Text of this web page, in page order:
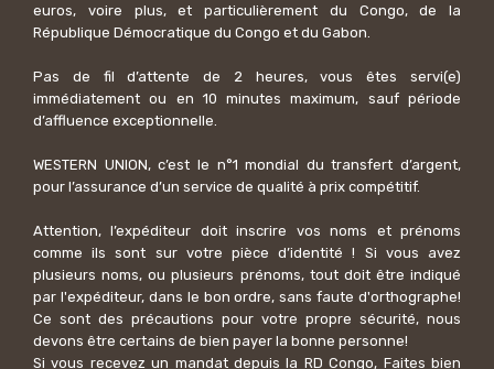
euros, voire plus, et particulièrement du Congo, de la
République Démocratique du Congo et du Gabon.
Pas de fil d’attente de 2 heures, vous êtes servi(e)
immédiatement ou en 10 minutes maximum, sauf période
d’affluence exceptionnelle.
WESTERN UNION, c’est le n°1 mondial du transfert d’argent,
pour l’assurance d’un service de qualité à prix compétitif.
Attention, l’expéditeur doit inscrire vos noms et prénoms
comme ils sont sur votre pièce d’identité ! Si vous avez
plusieurs noms, ou plusieurs prénoms, tout doit être indiqué
par l'expéditeur, dans le bon ordre, sans faute d'orthographe!
Ce sont des précautions pour votre propre sécurité, nous
devons être certains de bien payer la bonne personne!
Si vous recevez un mandat depuis la RD Congo, Faites bien